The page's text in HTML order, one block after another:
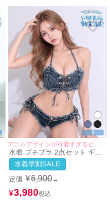
デニムデザインが可愛すぎるビキニ
水着 プチプラ 2点セット ギャ
ル セット リボン 編み上げ デ
ニム ローライズ 青 ブルベ ビ
キニ (Sサイズ対応) |
myMinette/マイミネット
水着早割SALE
定価 ¥6,900→
¥3,980